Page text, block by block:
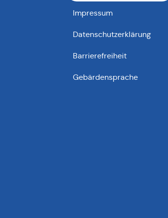
Impressum
Datenschutzerklärung
Barrierefreiheit
Gebärdensprache